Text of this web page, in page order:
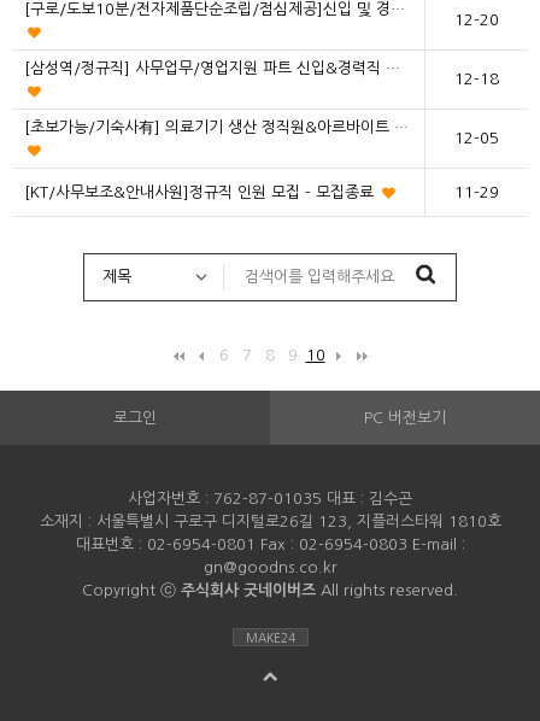
[구로/도보10분/전자제품단순조립/점심제공]신입 및 경…
12-20
[삼성역/정규직] 사무업무/영업지원 파트 신입&경력직 …
12-18
[초보가능/기숙사有] 의료기기 생산 정직원&아르바이트 …
12-05
[KT/사무보조&안내사원]정규직 인원 모집 - 모집종료 11-29
6 7 8 9 10
로그인 PC 버전보기
사업자번호 : 762-87-01035 대표 : 김수곤
소재지 : 서울특별시 구로구 디지털로26길 123, 지플러스타워 1810호
대표번호 : 02-6954-0801 Fax : 02-6954-0803 E-mail :
gn@goodns.co.kr
Copyright ⓒ 주식회사 굿네이버즈 All rights reserved.
MAKE24